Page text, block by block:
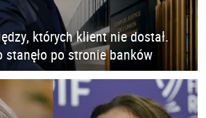
których klient nie dostał.
po stronie banków